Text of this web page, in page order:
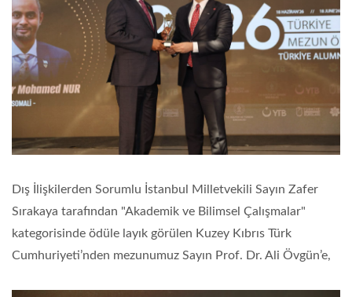
Dış İlişkilerden Sorumlu İstanbul Milletvekili Sayın Zafer
Sırakaya tarafından "Akademik ve Bilimsel Çalışmalar"
kategorisinde ödüle layık görülen Kuzey Kıbrıs Türk
Cumhuriyeti’nden mezunumuz Sayın Prof. Dr. Ali Övgün’e,